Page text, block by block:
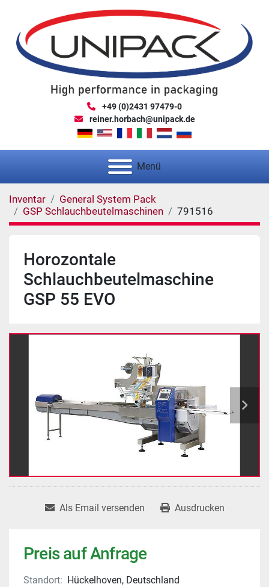
+49 (0)2431 97479-0
reiner.horbach@unipack.de
Menü
Inventar
General System Pack
GSP Schlauchbeutelmaschinen
791516
Horozontale
Schlauchbeutelmaschine
GSP 55 EVO
Als Email versenden Ausdrucken
Preis auf Anfrage
Standort: Hückelhoven, Deutschland